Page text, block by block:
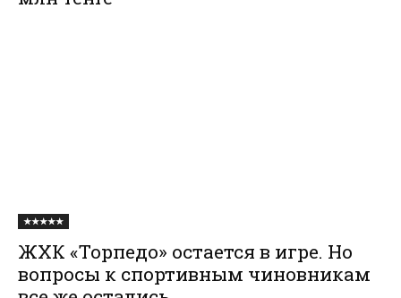
★★★★★
ЖХК «Торпедо» остается в игре. Но
вопросы к спортивным чиновникам